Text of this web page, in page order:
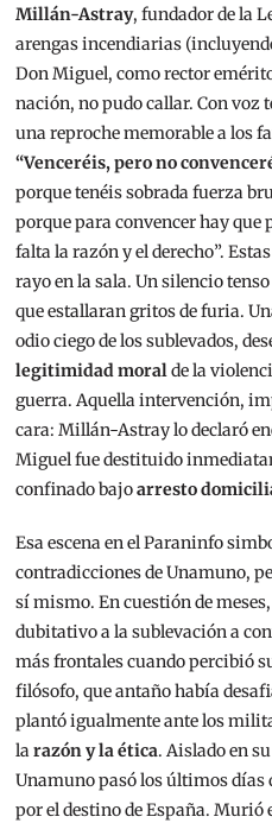
Millán-Astray, fundador de la
arengas incendiarias
Don Miguel, como rector
nación, no pudo callar. Con voz
una reproche memorable a los
“Venceréis, pero no
porque tenéis sobrada fuerza
porque para convencer hay
falta la razón y el derecho”.
rayo en la sala. Un silencio
que estallaran gritos de furia.
odio ciego de los sublevados,
legitimidad moralde la
guerra. Aquella intervención,
cara: Millán-Astray lo declaró
Miguel fue destituido
confinado bajoarresto
Esa escena en el Paraninfo
contradicciones de Unamuno,
sí mismo. En cuestión de
dubitativo a la sublevación a
más frontales cuando percibió
filósofo, que antaño había
plantó igualmente ante los
larazón y la ética. Aislado en
Unamuno pasó los últimos días
por el destino de España. Murió